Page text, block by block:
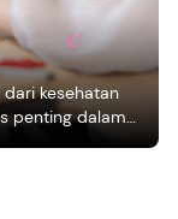
kesehatan
penting dalam